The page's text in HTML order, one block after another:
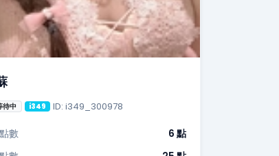
待中 i349 ID: i349_300978
數
6 點